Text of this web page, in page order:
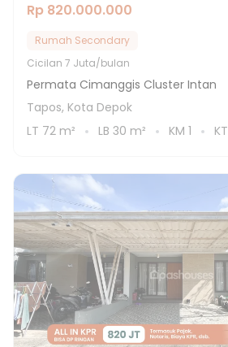
Rp 820.000.000
Rumah Secondary
Cicilan 7 Juta/bulan
Permata Cimanggis Cluster Intan
Tapos, Kota Depok
LT 72 m² LB 30 m² KM 1 KT